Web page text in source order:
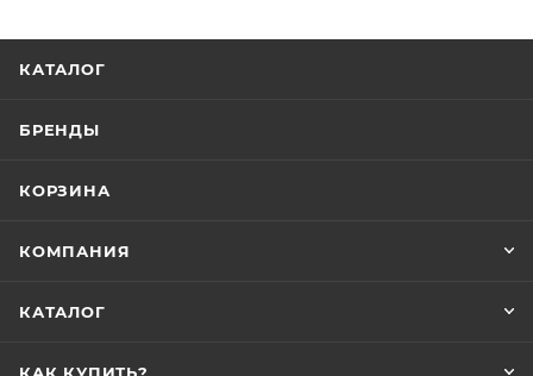
КАТАЛОГ
БРЕНДЫ
КОРЗИНА
КОМПАНИЯ
КАТАЛОГ